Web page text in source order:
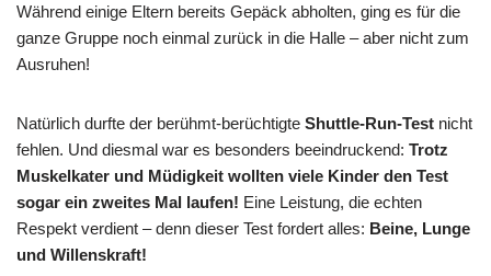
Während einige Eltern bereits Gepäck abholten, ging es für die
ganze Gruppe noch einmal zurück in die Halle – aber nicht zum
Ausruhen!
Natürlich durfte der berühmt-berüchtigte Shuttle-Run-Test nicht
fehlen. Und diesmal war es besonders beeindruckend: Trotz
Muskelkater und Müdigkeit wollten viele Kinder den Test
sogar ein zweites Mal laufen! Eine Leistung, die echten
Respekt verdient – denn dieser Test fordert alles: Beine, Lunge
und Willenskraft!